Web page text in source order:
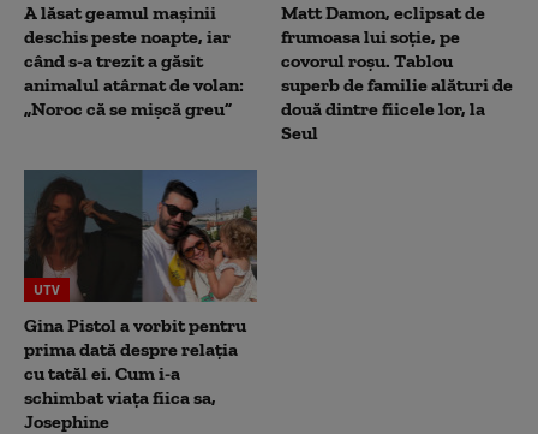
A lăsat geamul mașinii
deschis peste noapte, iar
când s-a trezit a găsit
animalul atârnat de volan:
„Noroc că se mișcă greu”
Matt Damon, eclipsat de
frumoasa lui soție, pe
covorul roșu. Tablou
superb de familie alături de
două dintre fiicele lor, la
Seul
UTV
Gina Pistol a vorbit pentru
prima dată despre relația
cu tatăl ei. Cum i-a
schimbat viața fiica sa,
Josephine